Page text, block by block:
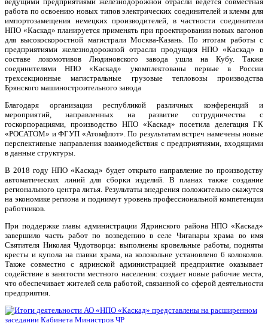
работа по освоению новых типов электрических соединителей и клемм для
импортозамещения немецких производителей, в частности соединители
НПО «Каскад» планируется применять при проектировании новых вагонов
для высокоскоростной магистрали Москва-Казань. По итогам работы с
предприятиями железнодорожной отрасли продукция НПО «Каскад» в
составе локомотивов Людиновского завода ушла на Кубу. Также
соединителями НПО «Каскад» укомплектованы первые в России
трехсекционные магистральные грузовые тепловозы производства
Брянского машиностроительного завода
Благодаря организации республикой различных конференций и
мероприятий, направленных на развитие сотрудничества с
госкорпорациями, производство НПО «Каскад» посетила делегация ГК
«РОСАТОМ» и ФГУП «Атомфлот». По результатам встреч намечены новые
перспективные направления взаимодействия с предприятиями, входящими
в данные структуры.
В 2018 году НПО «Каскад» будет открыто направление по производству
автоматических линий для сборки изделий. В планах также создание
регионального центра литья. Результаты внедрения положительно скажутся
на экономике региона и поднимут уровень профессиональной компетенции
работников.
При поддержке главы администрации Ядринского района НПО «Каскад»
завершило часть работ по возведению в селе Чиганары храма во имя
Святителя Николая Чудотворца: выполнены кровельные работы, подняты
кресты и купола на главки храма, на колокольне установлено 6 колоколов.
Также совместно с ядринской администрацией предприятие оказывает
содействие в занятости местного населения: создает новые рабочие места,
что обеспечивает жителей села работой, связанной со сферой деятельности
предприятия.